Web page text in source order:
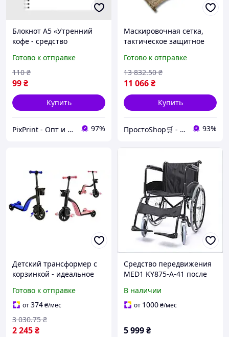
Блокнот А5 «Утренний
кофе - средство
Готово к отправке
99₴
110 ₴
Купить
PixPrint - Опт и Розница 97%
Маскировочная сетка,
тактическое защитное
передвижения и
эксплуатации в условиях
природы
Готово к отправке
11 066₴
13 832.50 ₴
Купить
ПростоShop🛒 - онлайн магазин простых товаров💡 93%
Детский трансформер с
корзинкой - идеальное
для малышей!
Готово к отправке
от374₴/мес
2 245₴
3 030.75 ₴
Средство передвижения
MED1 KY875-A-41 после
В наличии
от 1000₴/мес
5 999₴